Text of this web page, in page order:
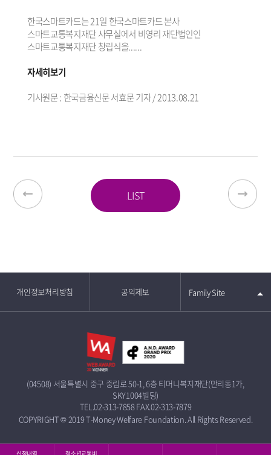
한국스마트카드는 21일 한국스마트카드 본사
스마트교통복지재단 사무실에서 비영리 재단법인인
스마트교통복지재단 창립식을......
자세히보기
기사원문 : 한국금융신문 서효문 기자 / 2013.08.21
LIST
개인정보처리방침 공익제보 Family Site
(04508) 서울특별시 중구 중림로 50-1, 6층 티머니복지재단(만리동1가,
SKY1004빌딩)
TEL.02-313-7858FAX.02-313-7879
COPYRIGHT © 2019 T-Money Welfare Foundation. All Rights Reserved.
신청내역 청소년교통비